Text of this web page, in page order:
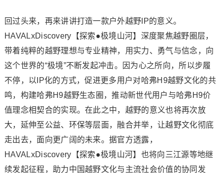
回过头来，再来讲讲打造一款户外越野IP的意义。
HAVALxDiscovery【探索●极境山河】深度聚焦越野圈层，
带着纯粹的越野理想与专业精神，用实力、勇气与信念，向
这个世界的“极境”不断发起冲击。因为心之所向，所以步履
不停，以IP化的方式，促进更多用户对哈弗H9越野文化的共
鸣，构建哈弗H9越野生态圈，推动新世代用户与哈弗H9价
值理念相契合的实现。在此之中，越野的意义也将再次放
大，延伸至公益、环保等层面，融合并举，让越野文化彻底
走出去，面向更广阔的未来。据官方透露，
HAVALxDiscovery【探索●极境山河】也将向三江源等地继
续发起征程，助力中国越野文化与主流社会价值的协同发